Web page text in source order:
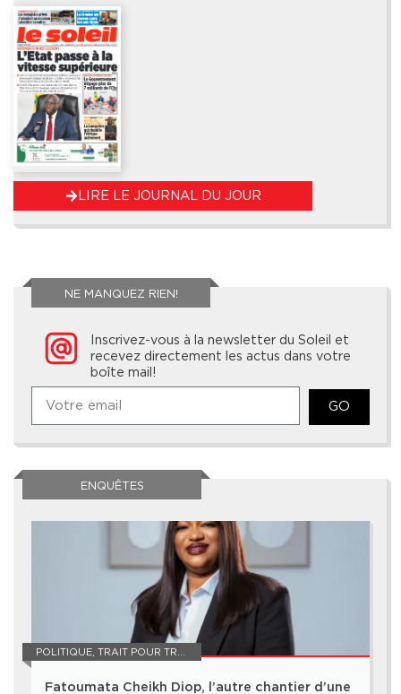
LIRE LE JOURNAL DU JOUR
NE MANQUEZ RIEN!
Inscrivez-vous à la newsletter du Soleil et
recevez directement les actus dans votre
boîte mail!
GO
ENQUÊTES
POLITIQUE, TRAIT POUR TRAIT
Fatoumata Cheikh Diop, l’autre chantier d’une